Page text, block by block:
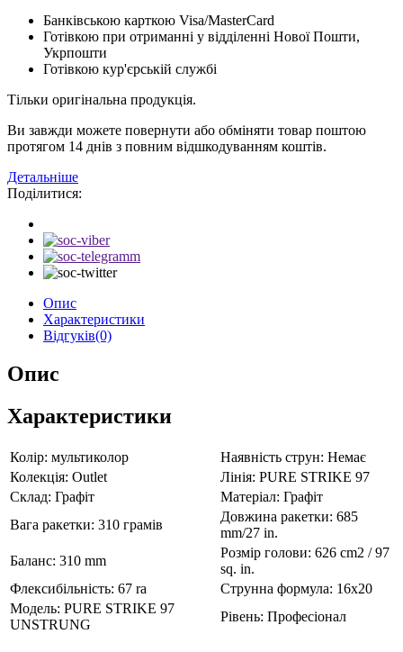
Банківською карткою Visa/MasterCard
Готівкою при отриманні у відділенні Нової Пошти,
Укрпошти
Готівкою кур'єрській службі
Тільки оригінальна продукція.
Ви завжди можете повернути або обміняти товар поштою
протягом 14 днів з повним відшкодуванням коштів.
Детальніше
Поділитися:
Опис
Характеристики
Відгуків(0)
Опис
Характеристики
Колір: мультиколор Наявність струн: Немає
Колекція: Outlet Лінія: PURE STRIKE 97
Склад: Графіт Матеріал: Графіт
Вага ракетки: 310 грамів
Довжина ракетки: 685
mm/27 in.
Баланс: 310 mm
Розмір голови: 626 cm2 / 97
sq. in.
Флексибільність: 67 ra Струнна формула: 16x20
Модель: PURE STRIKE 97
UNSTRUNG
Рівень: Професіонал